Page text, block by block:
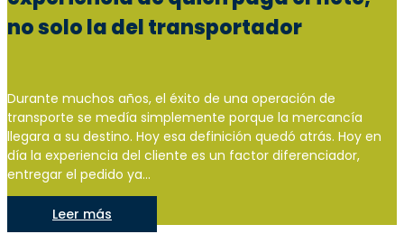
no solo la del transportador
Durante muchos años, el éxito de una operación de
transporte se medía simplemente porque la mercancía
llegara a su destino. Hoy esa definición quedó atrás. Hoy en
día la experiencia del cliente es un factor diferenciador,
entregar el pedido ya...
Leer más